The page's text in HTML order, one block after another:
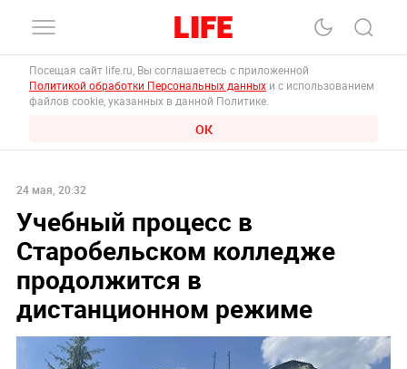
Посещая сайт life.ru, Вы соглашаетесь с приложенной
Политикой обработки Персональных данных и с использованием
файлов cookie, указанных в данной Политике.
ОК
24 мая, 20:32
Учебный процесс в
Старобельском колледже
продолжится в
дистанционном режиме